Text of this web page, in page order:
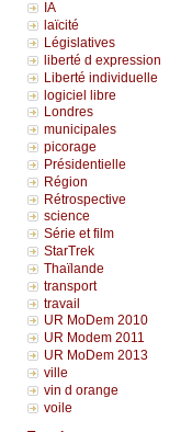
IA
laïcité
Législatives
liberté d expression
Liberté individuelle
logiciel libre
Londres
municipales
picorage
Présidentielle
Région
Rétrospective
science
Série et film
StarTrek
Thaïlande
transport
travail
UR MoDem 2010
UR Modem 2011
UR MoDem 2013
ville
vin d orange
voile